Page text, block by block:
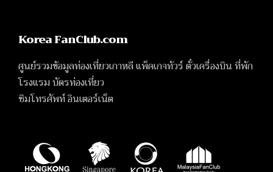
Korea FanClub.com
ศูนย์รวมข้อมูลท่องเที่ยวเกาหลี แพ็คเกจทัวร์ ตั๋วเครื่องบิน ที่พัก
โรงแรม บัตรท่องเที่ยว
ซิมโทรศัพท์ อินเตอร์เน็ต